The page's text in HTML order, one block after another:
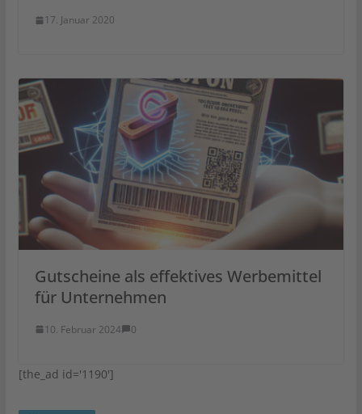
17. Januar 2020
Gutscheine als effektives Werbemittel
für Unternehmen
10. Februar 2024 0
[the_ad id='1190']